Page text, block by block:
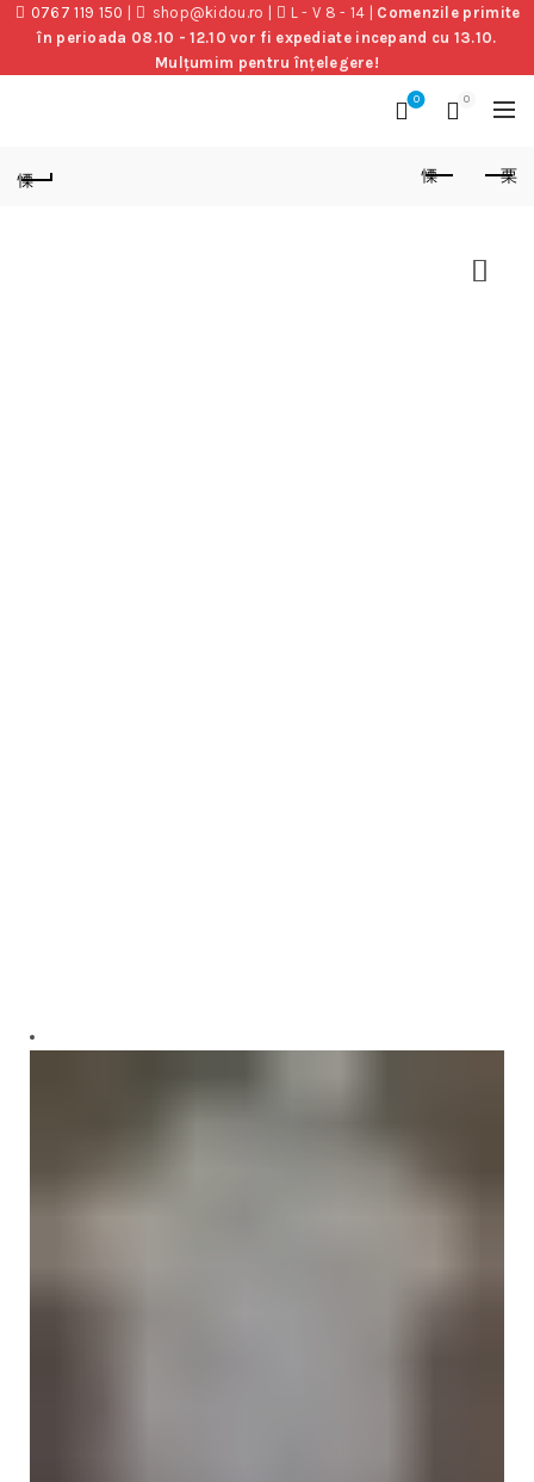
0767 119 150 shop@kidou.ro L - V 8 - 14
Comenzile primite
în perioada 08.10 - 12.10 vor fi expediate incepand cu 13.10.
Mulțumim pentru înțelegere!
0 0